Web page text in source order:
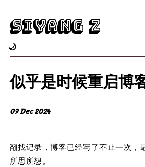
Siyang Z
🌙
似乎是时候重启博
09 Dec 2024
翻找记录，博客已经写了不止一次，
所思所想。